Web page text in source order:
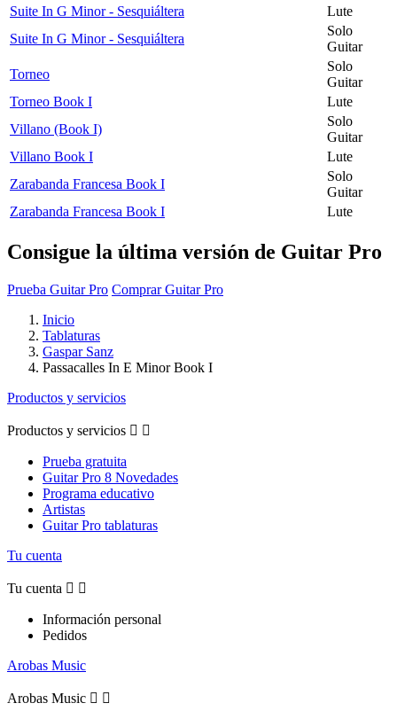
Suite In G Minor - Sesquiáltera
Lute
Suite In G Minor - Sesquiáltera
Solo
Guitar
Torneo
Solo
Guitar
Torneo Book I
Lute
Villano (Book I)
Solo
Guitar
Villano Book I
Lute
Zarabanda Francesa Book I
Solo
Guitar
Zarabanda Francesa Book I
Lute
Consigue la última versión de Guitar Pro
Prueba Guitar Pro Comprar Guitar Pro
Inicio
Tablaturas
Gaspar Sanz
Passacalles In E Minor Book I
Productos y servicios
Productos y servicios  
Prueba gratuita
Guitar Pro 8 Novedades
Programa educativo
Artistas
Guitar Pro tablaturas
Tu cuenta
Tu cuenta  
Información personal
Pedidos
Arobas Music
Arobas Music  